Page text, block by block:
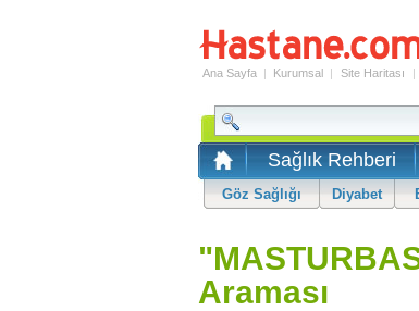
Ana Sayfa | Kurumsal | Site Haritası |
Sağlık Rehberi
Göz Sağlığı Diyabet
Araması